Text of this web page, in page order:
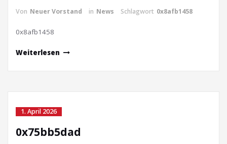
Von Neuer Vorstand in News Schlagwort 0x8afb1458
0x8afb1458
Weiterlesen
1. April 2026
0x75bb5dad